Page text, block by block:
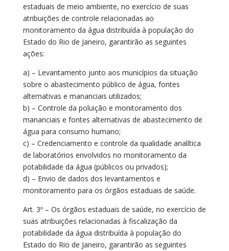
estaduais de meio ambiente, no exercício de suas
atribuições de controle relacionadas ao
monitoramento da água distribuída à população do
Estado do Rio de Janeiro, garantirão as seguintes
ações:
a) – Levantamento junto aos municípios da situação
sobre o abastecimento público de água, fontes
alternativas e mananciais utilizados;
b) – Controle da poluição e monitoramento dos
mananciais e fontes alternativas de abastecimento de
água para consumo humano;
c) – Credenciamento e controle da qualidade analítica
de laboratórios envolvidos no monitoramento da
potabilidade da água (públicos ou privados);
d) – Envio de dados dos levantamentos e
monitoramento para os órgãos estaduais de saúde.
Art. 3º – Os órgãos estaduais de saúde, no exercício de
suas atribuições relacionadas à fiscalização da
potabilidade da água distribuída à população do
Estado do Rio de Janeiro, garantirão as seguintes